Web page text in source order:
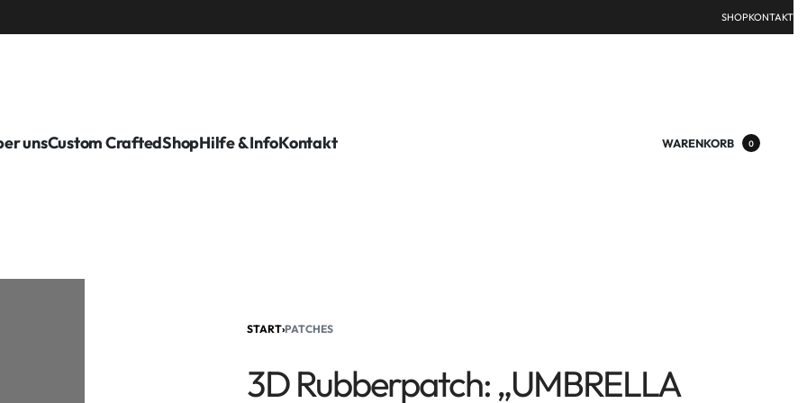
SHOPKONTAKT
unsCustom CraftedShopHilfe & InfoKontakt WARENKORB 0
START›PATCHES
3D Rubberpatch: „UMBRELLA